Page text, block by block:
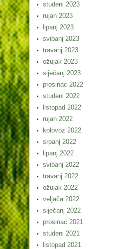
studeni 2023
rujan 2023
lipanj 2023
svibanj 2023
travanj 2023
ožujak 2023
siječanj 2023
prosinac 2022
studeni 2022
listopad 2022
rujan 2022
kolovoz 2022
srpanj 2022
lipanj 2022
svibanj 2022
travanj 2022
ožujak 2022
veljača 2022
siječanj 2022
prosinac 2021
studeni 2021
listopad 2021